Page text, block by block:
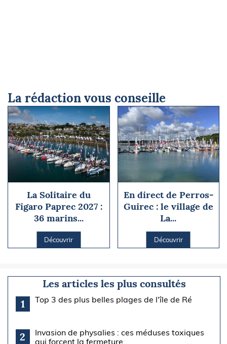
La rédaction vous conseille
La Solitaire du
Figaro Paprec 2027 :
36 marins...
Découvrir
En direct de Perros-
Guirec : le village de
La...
Découvrir
Les articles les plus consultés
1
Top 3 des plus belles plages de l'île de Ré
2
Invasion de physalies : ces méduses toxiques
qui forcent la fermeture...